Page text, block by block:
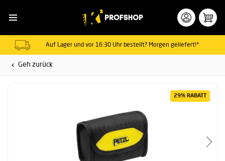
Auf Lager und vor 16:30 Uhr bestellt? Morgen geliefert!*
Geh zurück
29% RABATT